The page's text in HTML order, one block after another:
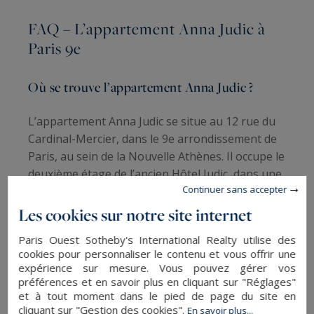
FAQ – L’appartement Anna Judic à
Paris 9e
Où se trouve l’appartement Anna Judic ?
L’appartement Anna Judic se situe au 12 rue du
Cardinal-Mercier, dans le 9e arrondissement de
Paris, au sein de la Nouvelle Athènes. Il occupe le
deuxième étage de l’ancien Hôtel Judic, dans une
voie privée en impasse. Le quartier, romantique
et central, est desservi par les stations de métro
Place de Clichy et Liège.
Quel est le prix de cet appartement ?
L’appartement est proposé à 5,2 millions d’euros
Les cookies sur notre site internet
Paris Ouest Sotheby's International Realty utilise des
cookies pour personnaliser le contenu et vous offrir une
expérience sur mesure. Vous pouvez gérer vos
préférences et en savoir plus en cliquant sur "Réglages"
et à tout moment dans le pied de page du site en
cliquant sur "Gestion des cookies".En savoir plus...
Continuer sans accepter